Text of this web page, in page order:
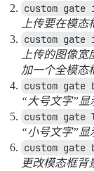
custom gate
上传要在模态
custom gate
上传的图像
加一个全模态
custom
“大号文字”显
custom
“小号文字”显
custom gate
更改模态框背